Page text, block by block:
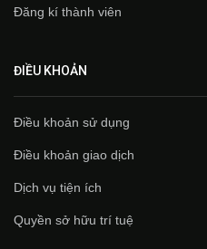
Đăng kí thành viên
ĐIỀU KHOẢN
Điều khoản sử dụng
Điều khoản giao dịch
Dịch vụ tiện ích
Quyền sở hữu trí tuệ